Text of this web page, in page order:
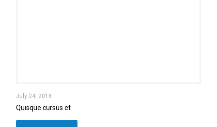
July 24, 2018
Quisque cursus et